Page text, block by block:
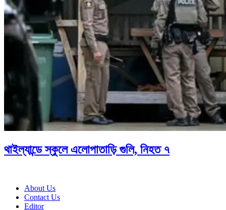
থাইল্যান্ডে স্কুলে এলোপাতাড়ি গুলি, নিহত ৭
About Us
Contact Us
Editor